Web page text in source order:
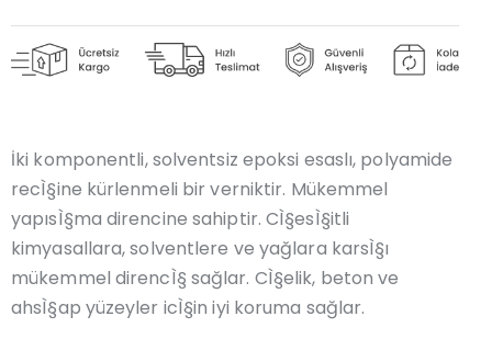
İki komponentli, solventsiz epoksi esaslı, polyamide
recÌ§ine kürlenmeli bir verniktir. Mükemmel
yapısÌ§ma direncine sahiptir. CÌ§esÌ§itli
kimyasallara, solventlere ve yağlara karsÌ§ı
mükemmel direncÌ§ sağlar. CÌ§elik, beton ve
ahsÌ§ap yüzeyler icÌ§in iyi koruma sağlar.